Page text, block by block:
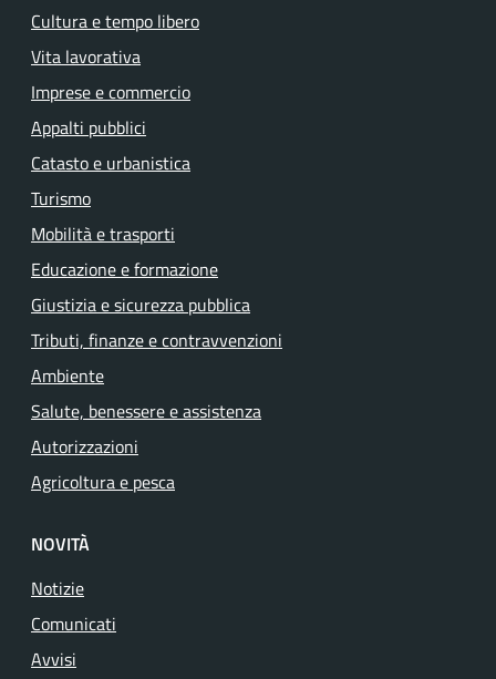
Cultura e tempo libero
Vita lavorativa
Imprese e commercio
Appalti pubblici
Catasto e urbanistica
Turismo
Mobilità e trasporti
Educazione e formazione
Giustizia e sicurezza pubblica
Tributi, finanze e contravvenzioni
Ambiente
Salute, benessere e assistenza
Autorizzazioni
Agricoltura e pesca
NOVITÀ
Notizie
Comunicati
Avvisi